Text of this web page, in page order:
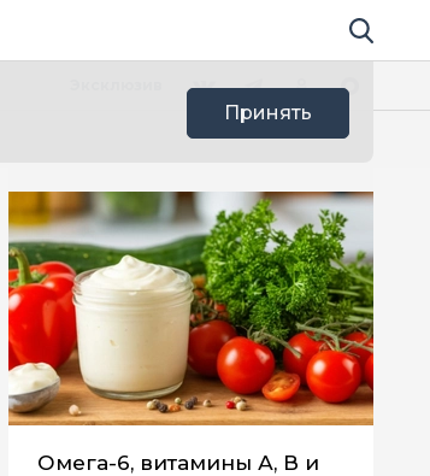
Поиск по
Принять
Омега-6, витамины А, В и